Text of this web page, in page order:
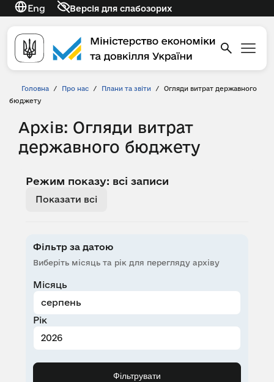
Eng Версія для слабозорих
Головна / Про нас / Плани та звіти /
Огляди витрат державного
бюджету
Архів: Огляди витрат
державного бюджету
Режим показу: всі записи
Показати всі
Фільтр за датою
Виберіть місяць та рік для перегляду архіву
Місяць
Рік
Фільтрувати